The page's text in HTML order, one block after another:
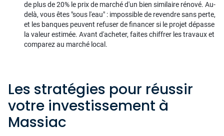
de plus de 20% le prix de marché d'un bien similaire rénové. Au-
delà, vous êtes "sous l'eau" : impossible de revendre sans perte,
et les banques peuvent refuser de financer si le projet dépasse
la valeur estimée. Avant d'acheter, faites chiffrer les travaux et
comparez au marché local.
Les stratégies pour réussir
votre investissement à
Massiac